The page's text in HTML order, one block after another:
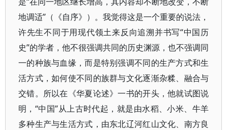
地调适”（《自序》）。我觉得这是一个重要的说法，
许先生不同于用现代领土来反向追溯并书写“中国历
史”的学者，他不很强调共同的历史渊源，也不强调同
一的种族与血缘，而是特别强调不同的生产方式和生
活方式，如何使不同的族群与文化逐渐杂糅、融合与
交错。所以在《华夏论述》一书的开头，他就试图说
明，“中国”从上古时代起，就是由水稻、小米、牛羊
多种生产与生活方式，由东北辽河红山文化、南方良